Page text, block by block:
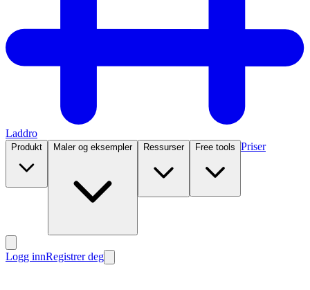
Laddro
Produkt Maler og eksempler Ressurser Free tools Priser
Logg innRegistrer deg